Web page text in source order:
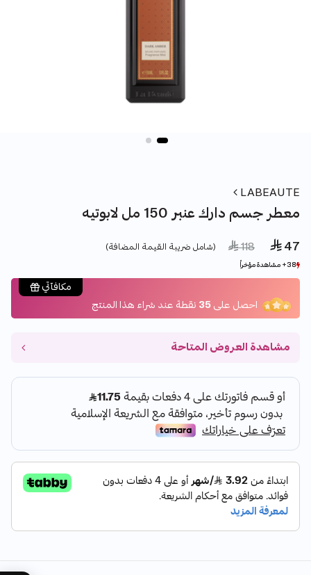
LABEAUTE
معطر جسم دارك عنبر 150 مل لابوتيه
 47
Price reduced from
 118
to (شامل ضريبة القيمة المضافة)
38+ مشاهدة مؤخراً
9+ بيع مؤخراً
38+ مشاهدة مؤخراً
9+ بيع مؤخراً
مكافآتي
احصل على35 نقطة عند شراء هذا المنتج
مشاهدة العروض المتاحة